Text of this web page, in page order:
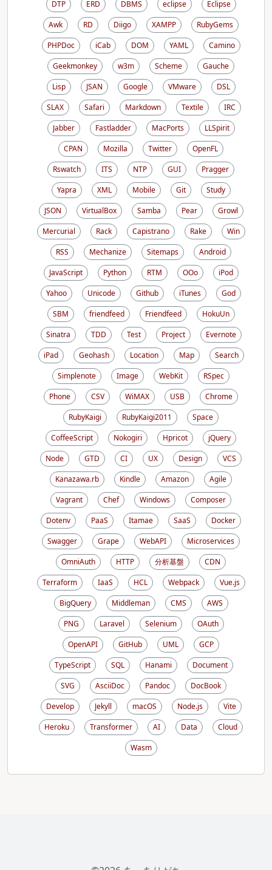
DTP
ERD DBMS eclipse
Eclipse
Awk
RD Diigo XAMPP
RubyGems
PHPDoc
iCab DOM YAML
Camino
Geekmonkey
w3m Scheme
Gauche
Lisp
JSAN Google VMware
DSL
SLAX
Safari Markdown Textile
IRC
Jabber
Fastladder MacPorts
LLSpirit
CPAN
Mozilla Twitter
OpenFL
Rswatch
ITS NTP GUI
Pragger
Yapra
XML Mobile Git
Study
JSON
VirtualBox Samba Pear
Growl
Mercurial
Rack Capistrano Rake
Win
RSS
Mechanize Sitemaps
Android
JavaScript
Python RTM OOo
iPod
Yahoo
Unicode Github iTunes
God
SBM
friendfeed Friendfeed
HokuUn
Sinatra
TDD Test Project
Evernote
iPad
Geohash Location Map
Search
Simplenote
Image WebKit
RSpec
Phone
CSV WiMAX USB
Chrome
RubyKaigi
RubyKaigi2011
Space
CoffeeScript
Nokogiri Hpricot
jQuery
Node
GTD CI UX Design
VCS
Kanazawa.rb
Kindle Amazon
Agile
Vagrant
Chef Windows
Composer
Dotenv
PaaS Itamae SaaS
Docker
Swagger
Grape WebAPI
Microservices
OmniAuth
HTTP 分析基盤
CDN
Terraform
IaaS HCL Webpack
Vue.js
BigQuery
Middleman CMS
AWS
PNG
Laravel Selenium
OAuth
OpenAPI
GitHub UML
GCP
TypeScript
SQL Hanami
Document
SVG
AsciiDoc Pandoc
DocBook
Develop
Jekyll macOS Node.js
Vite
Heroku
Transformer AI Data
Cloud
Wasm